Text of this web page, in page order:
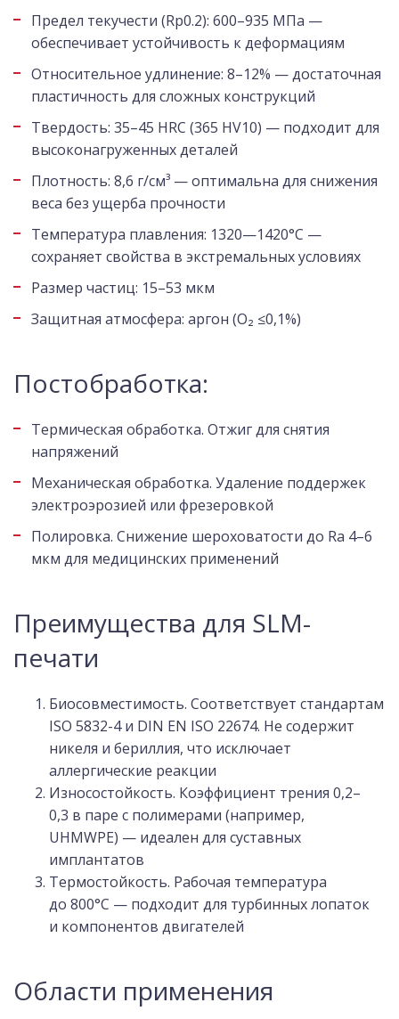
Предел текучести (Rp0.2): 600–935 МПа —
обеспечивает устойчивость к деформациям
Относительное удлинение: 8–12% — достаточная
пластичность для сложных конструкций
Твердость: 35–45 HRC (365 HV10) — подходит для
высоконагруженных деталей
Плотность: 8,6 г/см³ — оптимальна для снижения
веса без ущерба прочности
Температура плавления: 1320—1420°C —
сохраняет свойства в экстремальных условиях
Размер частиц: 15–53 мкм
Защитная атмосфера: аргон (O₂ ≤0,1%)
Постобработка:
Термическая обработка. Отжиг для снятия
напряжений
Механическая обработка. Удаление поддержек
электроэрозией или фрезеровкой
Полировка. Снижение шероховатости до Ra 4–6
мкм для медицинских применений
Преимущества для SLM-
печати
Биосовместимость. Соответствует стандартам
ISO 5832-4 и DIN EN ISO 22674. Не содержит
никеля и бериллия, что исключает
аллергические реакции
Износостойкость. Коэффициент трения 0,2–
0,3 в паре с полимерами (например,
UHMWPE) — идеален для суставных
имплантатов
Термостойкость. Рабочая температура
до 800°C — подходит для турбинных лопаток
и компонентов двигателей
Области применения